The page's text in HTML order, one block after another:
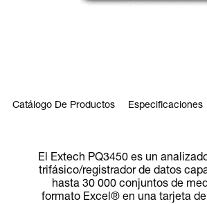
Catálogo De Productos Especificaciones
El Extech PQ3450 es un
trifásico/registrador de datos
hasta 30 000 conjuntos de
formato Excel® en una tarjeta